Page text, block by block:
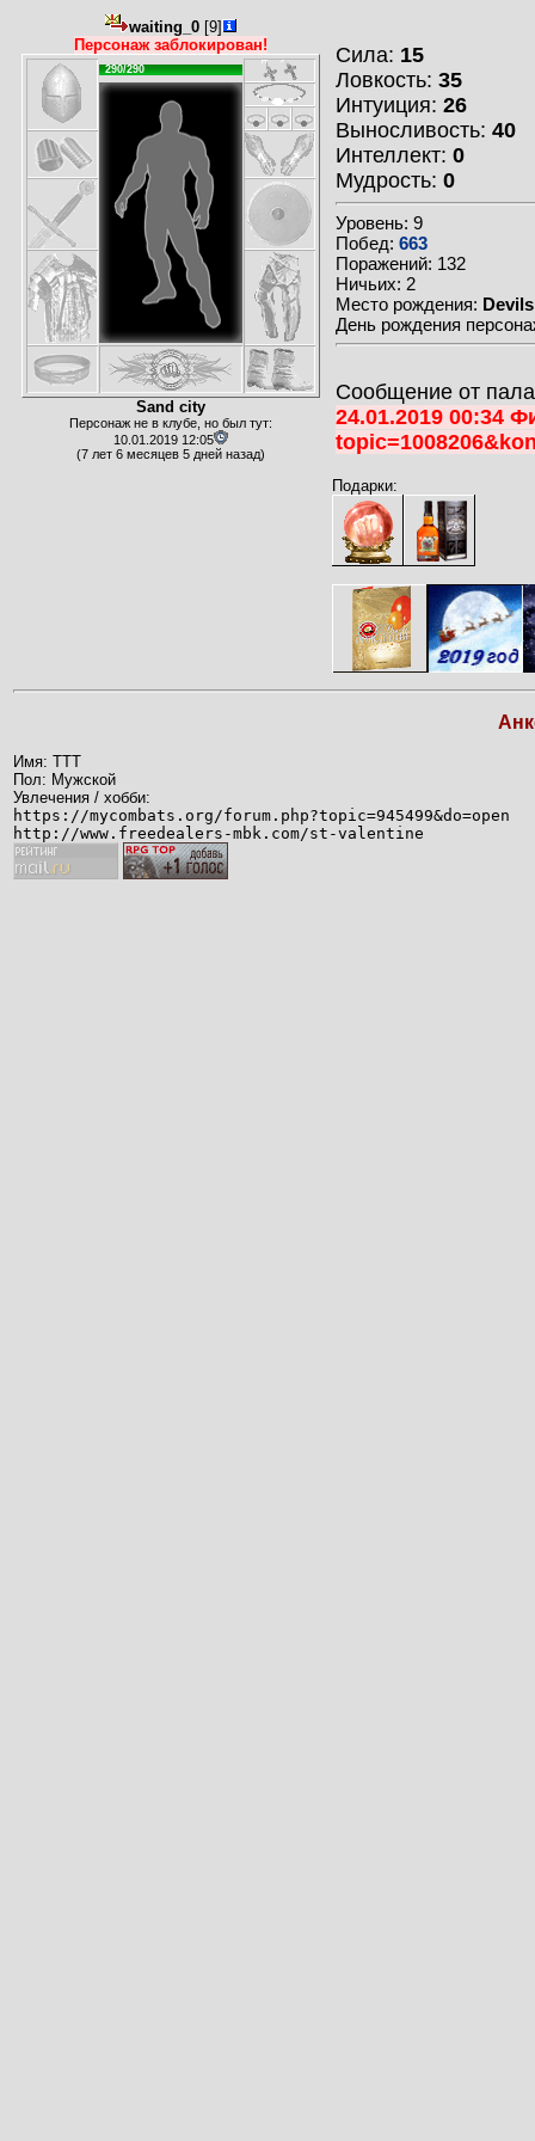
waiting_0 [9]
Персонаж заблокирован!
290/290
Sand city
Персонаж не в клубе, но был тут:
10.01.2019 12:05
(7 лет 6 месяцев 5 дней назад)
Сила: 15
Ловкость: 35
Интуиция: 26
Выносливость: 40
Интеллект: 0
Мудрость: 0
Уровень: 9
Побед: 663
Поражений: 132
Ничьих: 2
Место рождения:
День рождения
Сообщение от
24.01.2019 00:34
Подарки:
Имя: TTT
Пол: Мужской
Увлечения / хобби:
https://mycombats.org/forum.php?topic=945499&do=open
http://www.freedealers-mbk.com/st-valentine